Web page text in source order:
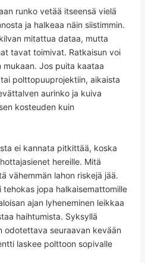
runko vetää itseensä vielä
ja halkeaa näin siistimmin.
mitattua dataa, mutta
tavat toimivat. Ratkaisun voi
Jos puita kaataa
polttopuuprojektiin, aikaista
aurinko ja kuiva
kosteuden kuin
ei kannata pitkittää, koska
hereille. Mitä
vähemmän lahon riskejä jää.
jopa halkaisemattomille
ajan lyheneminen leikkaa
haihtumista. Syksyllä
odotettava seuraavan kevään
laskee polttoon sopivalle